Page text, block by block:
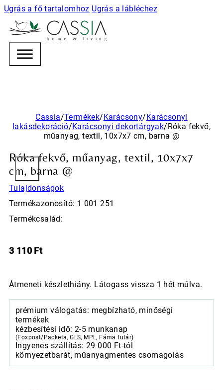
Ugrás a fő tartalomhoz Ugrás a lábléchez
h o m e & l i v i n g
Cassia/Termékek/Karácsony/Karácsonyi
lakásdekoráció/Karácsonyi dekortárgyak/Róka fekvő,
műanyag, textil, 10x7x7 cm, barna @
Róka fekvő, műanyag, textil, 10x7x7
cm, barna @
Tulajdonságok
Termékazonosító: 1 001 251
Termékcsalád:
3 110 Ft
Átmeneti készlethiány. Látogass vissza 1 hét múlva.
prémium válogatás: megbízható, minőségi
termékek
kézbesítési idő: 2-5 munkanap
(Foxpost/Packeta, GLS, MPL, Fáma futár)
Ingyenes szállítás: 29 000 Ft-tól
környezetbarát, műanyagmentes csomagolás